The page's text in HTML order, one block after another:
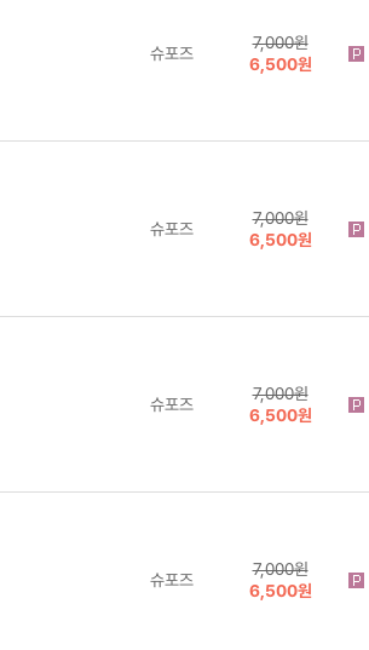
슈포즈
7,000원
6,500원
슈포즈
7,000원
6,500원
슈포즈
7,000원
6,500원
슈포즈
7,000원
6,500원